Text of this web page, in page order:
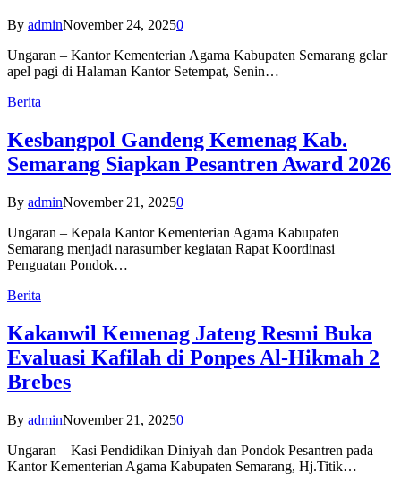
By adminNovember 24, 20250
Ungaran – Kantor Kementerian Agama Kabupaten Semarang gelar
apel pagi di Halaman Kantor Setempat, Senin…
Berita
Kesbangpol Gandeng Kemenag Kab.
Semarang Siapkan Pesantren Award 2026
By adminNovember 21, 20250
Ungaran – Kepala Kantor Kementerian Agama Kabupaten
Semarang menjadi narasumber kegiatan Rapat Koordinasi
Penguatan Pondok…
Berita
Kakanwil Kemenag Jateng Resmi Buka
Evaluasi Kafilah di Ponpes Al-Hikmah 2
Brebes
By adminNovember 21, 20250
Ungaran – Kasi Pendidikan Diniyah dan Pondok Pesantren pada
Kantor Kementerian Agama Kabupaten Semarang, Hj.Titik…